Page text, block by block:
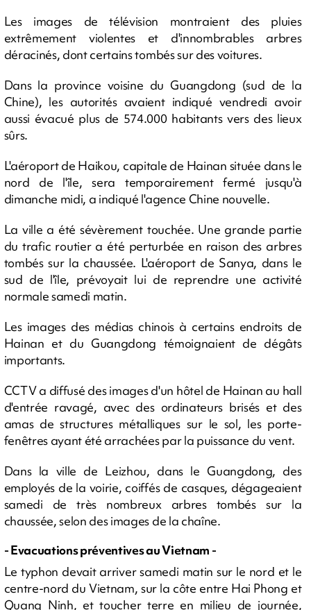
Les images de télévision montraient des pluies
extrêmement violentes et d'innombrables arbres
déracinés, dont certains tombés sur des voitures.
Dans la province voisine du Guangdong (sud de la
Chine), les autorités avaient indiqué vendredi avoir
aussi évacué plus de 574.000 habitants vers des lieux
sûrs.
L'aéroport de Haikou, capitale de Hainan située dans le
nord de l'île, sera temporairement fermé jusqu'à
dimanche midi, a indiqué l'agence Chine nouvelle.
La ville a été sévèrement touchée. Une grande partie
du trafic routier a été perturbée en raison des arbres
tombés sur la chaussée. L'aéroport de Sanya, dans le
sud de l'île, prévoyait lui de reprendre une activité
normale samedi matin.
Les images des médias chinois à certains endroits de
Hainan et du Guangdong témoignaient de dégâts
importants.
CCTV a diffusé des images d'un hôtel de Hainan au hall
d'entrée ravagé, avec des ordinateurs brisés et des
amas de structures métalliques sur le sol, les porte-
fenêtres ayant été arrachées par la puissance du vent.
Dans la ville de Leizhou, dans le Guangdong, des
employés de la voirie, coiffés de casques, dégageaient
samedi de très nombreux arbres tombés sur la
chaussée, selon des images de la chaîne.
- Evacuations préventives au Vietnam -
Le typhon devait arriver samedi matin sur le nord et le
centre-nord du Vietnam, sur la côte entre Hai Phong et
Quang Ninh, et toucher terre en milieu de journée,